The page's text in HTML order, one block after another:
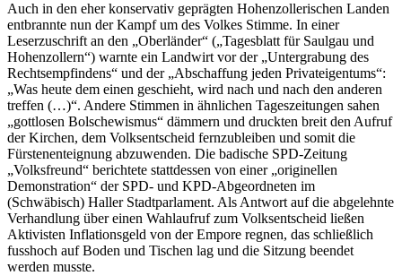
Auch in den eher konservativ geprägten Hohenzollerischen Landen
entbrannte nun der Kampf um des Volkes Stimme. In einer
Leserzuschrift an den „Oberländer“ („Tagesblatt für Saulgau und
Hohenzollern“) warnte ein Landwirt vor der „Untergrabung des
Rechtsempfindens“ und der „Abschaffung jeden Privateigentums“:
„Was heute dem einen geschieht, wird nach und nach den anderen
treffen (…)“. Andere Stimmen in ähnlichen Tageszeitungen sahen
„gottlosen Bolschewismus“ dämmern und druckten breit den Aufruf
der Kirchen, dem Volksentscheid fernzubleiben und somit die
Fürstenenteignung abzuwenden. Die badische SPD-Zeitung
„Volksfreund“ berichtete stattdessen von einer „originellen
Demonstration“ der SPD- und KPD-Abgeordneten im
(Schwäbisch) Haller Stadtparlament. Als Antwort auf die abgelehnte
Verhandlung über einen Wahlaufruf zum Volksentscheid ließen
Aktivisten Inflationsgeld von der Empore regnen, das schließlich
fusshoch auf Boden und Tischen lag und die Sitzung beendet
werden musste.